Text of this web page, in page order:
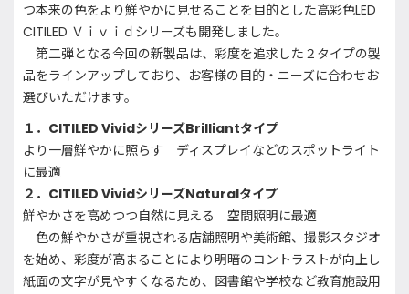
つ本来の色をより鮮やかに見せることを目的とした高彩色LED
CITILED Ｖｉｖｉｄシリーズも開発しました。
第二弾となる今回の新製品は、彩度を追求した２タイプの製
品をラインアップしており、お客様の目的・ニーズに合わせお
選びいただけます。
１． CITILED VividシリーズBrilliantタイプ
より一層鮮やかに照らす ディスプレイなどのスポットライト
に最適
２． CITILED VividシリーズNaturalタイプ
鮮やかさを高めつつ自然に見える 空間照明に最適
色の鮮やかさが重視される店舗照明や美術館、撮影スタジオ
を始め、彩度が高まることにより明暗のコントラストが向上し
紙面の文字が見やすくなるため、図書館や学校など教育施設用